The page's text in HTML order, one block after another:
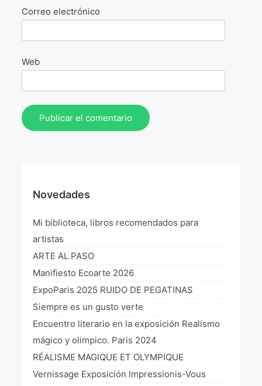
La Fórmula Científica Del Arte
Manifiesto Ecoarte
Association Paris
Blog
Correo electrónico
Web
Novedades
Mi biblioteca, libros recomendados para
artistas
ARTE AL PASO
Manifiesto Ecoarte 2026
ExpoParis 2025 RUIDO DE PEGATINAS
Siempre es un gusto verte
Encuentro literario en la exposición Realismo
mágico y olimpico. Paris 2024
RÉALISME MAGIQUE ET OLYMPIQUE
Vernissage Exposición Impressionis-Vous